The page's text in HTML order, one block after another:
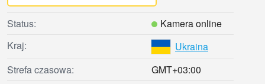
Status:
Kamera online
Kraj:
Ukraina
Strefa czasowa:
GMT+03:00